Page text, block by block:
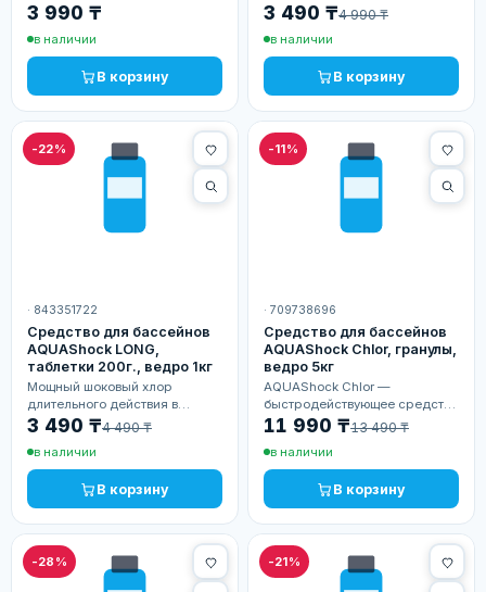
для дезинфекции и
Эффективно устраняет
бактерии, водоросли и
восстанавливает…
3 990 ₸
в наличии
В корзину
комплексной очистки воды.
дезинфицирует,
стабилизирует и
предотвращает цветение,…
3 490 ₸4 990 ₸
в наличии
В корзину
-22%
· 843351722
Средство для бассейнов
AQUAShock LONG,
таблетки 200г., ведро 1кг
Мощный шоковый хлор
длительного действия в
удобных таблетках для
чистоты воды. Банка 1 кг
обеспечивает длительную
обработку…
3 490 ₸4 490 ₸
в наличии
В корзину
-11%
· 709738696
Средство для бассейнов
AQUAShock Chlor, гранулы,
ведро 5кг
AQUAShock Chlor —
быстродействующее средство
в удобной гранулированной
дезинфекции и борьбы с
водорослями. Ведро 5кг
обеспечит…
11 990 ₸13 490 ₸
в наличии
В корзину
-28% -21%